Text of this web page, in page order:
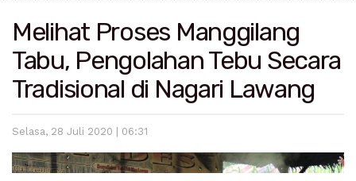
Melihat Proses Manggilang
Tabu, Pengolahan Tebu Secara
Tradisional di Nagari Lawang
Selasa, 28 Juli 2020 | 06:31